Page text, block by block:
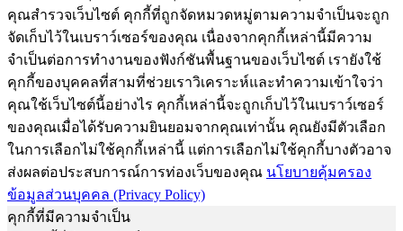
คุณสำรวจเว็บไซต์ คุกกี้ที่ถูกจัดหมวดหมู่ตามความจำเป็นจะถูก
จัดเก็บไว้ในเบราว์เซอร์ของคุณ เนื่องจากคุกกี้เหล่านี้มีความ
จำเป็นต่อการทำงานของฟังก์ชันพื้นฐานของเว็บไซต์ เรายังใช้
คุกกี้ของบุคคลที่สามที่ช่วยเราวิเคราะห์และทำความเข้าใจว่า
คุณใช้เว็บไซต์นี้อย่างไร คุกกี้เหล่านี้จะถูกเก็บไว้ในเบราว์เซอร์
ของคุณเมื่อได้รับความยินยอมจากคุณเท่านั้น คุณยังมีตัวเลือก
ในการเลือกไม่ใช้คุกกี้เหล่านี้ แต่การเลือกไม่ใช้คุกกี้บางตัวอาจ
ส่งผลต่อประสบการณ์การท่องเว็บของคุณ นโยบายคุ้มครอง
ข้อมูลส่วนบุคคล (Privacy Policy)
คุกกี้ที่มีความจำเป็น